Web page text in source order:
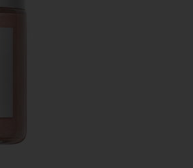
ESFOLIANTE CORPORAL COCO ROSE